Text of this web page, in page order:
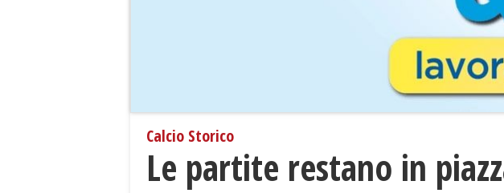
Calcio Storico
Le partite restano in